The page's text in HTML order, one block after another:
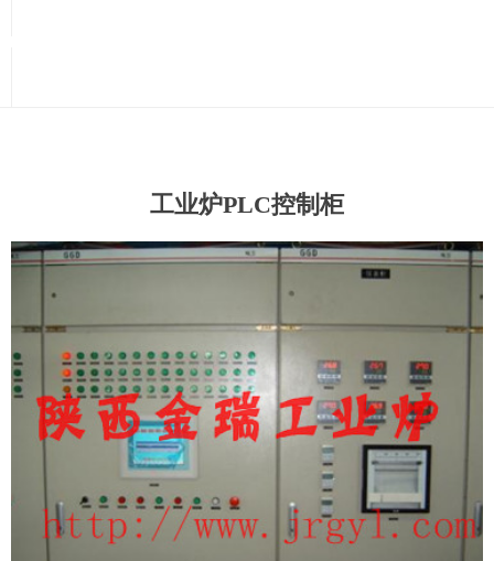
工业炉PLC控制柜